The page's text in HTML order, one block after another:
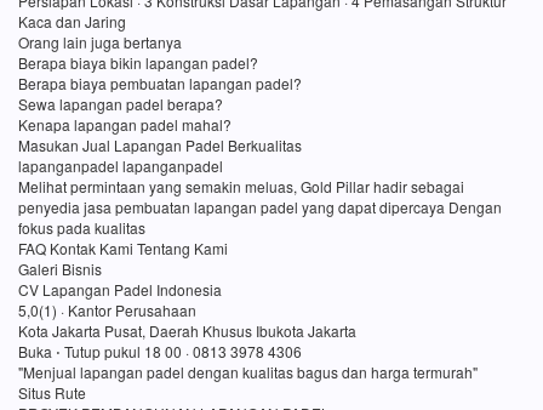
Kaca dan Jaring
Orang lain juga bertanya
Berapa biaya bikin lapangan padel?
Berapa biaya pembuatan lapangan padel?
Sewa lapangan padel berapa?
Kenapa lapangan padel mahal?
Masukan Jual Lapangan Padel Berkualitas
lapanganpadel lapanganpadel
Melihat permintaan yang semakin meluas, Gold Pillar hadir sebagai
penyedia jasa pembuatan lapangan padel yang dapat dipercaya Dengan
fokus pada kualitas
FAQ Kontak Kami Tentang Kami
Galeri Bisnis
CV Lapangan Padel Indonesia
5,0(1) · Kantor Perusahaan
Kota Jakarta Pusat, Daerah Khusus Ibukota Jakarta
Buka ⋅ Tutup pukul 18 00 · 0813 3978 4306
"Menjual lapangan padel dengan kualitas bagus dan harga termurah"
Situs Rute